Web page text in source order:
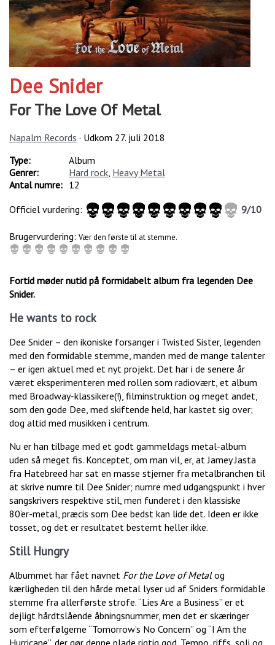
Dee Snider
For The Love Of Metal
Napalm Records · Udkom 27. juli 2018
Type:
Album
Genrer:
Hard rock Heavy Metal
Antal numre: 12
Officiel vurdering:
9/10
Brugervurdering: Vær den første til at stemme.
Fortid møder nutid på formidabelt album fra legenden Dee
Snider.
He wants to rock
Dee Snider – den ikoniske forsanger i Twisted Sister, legenden
med den formidable stemme, manden med de mange talenter
– er igen aktuel med et nyt projekt. Det har i de senere år
været eksperimenteren med rollen som radiovært, et album
med Broadway-klassikere(!), filminstruktion og meget andet,
som den gode Dee, med skiftende held, har kastet sig over;
dog altid med musikken i centrum.
Nu er han tilbage med et godt gammeldags metal-album
uden så meget fis. Konceptet, om man vil, er, at Jamey Jasta
fra Hatebreed har sat en masse stjerner fra metalbranchen til
at skrive numre til Dee Snider; numre med udgangspunkt i hver
sangskrivers respektive stil, men funderet i den klassiske
80’er-metal, præcis som Dee bedst kan lide det. Ideen er ikke
tosset, og det er resultatet bestemt heller ikke.
Still Hungry
Albummet har fået navnet For the Love of Metalog
kærligheden til den hårde metal lyser ud af Sniders formidable
stemme fra allerførste strofe. “Lies Are a Business” er et
dejligt hårdtslående åbningsnummer, men det er skæringer
som efterfølgerne “Tomorrow’s No Concern” og “I Am the